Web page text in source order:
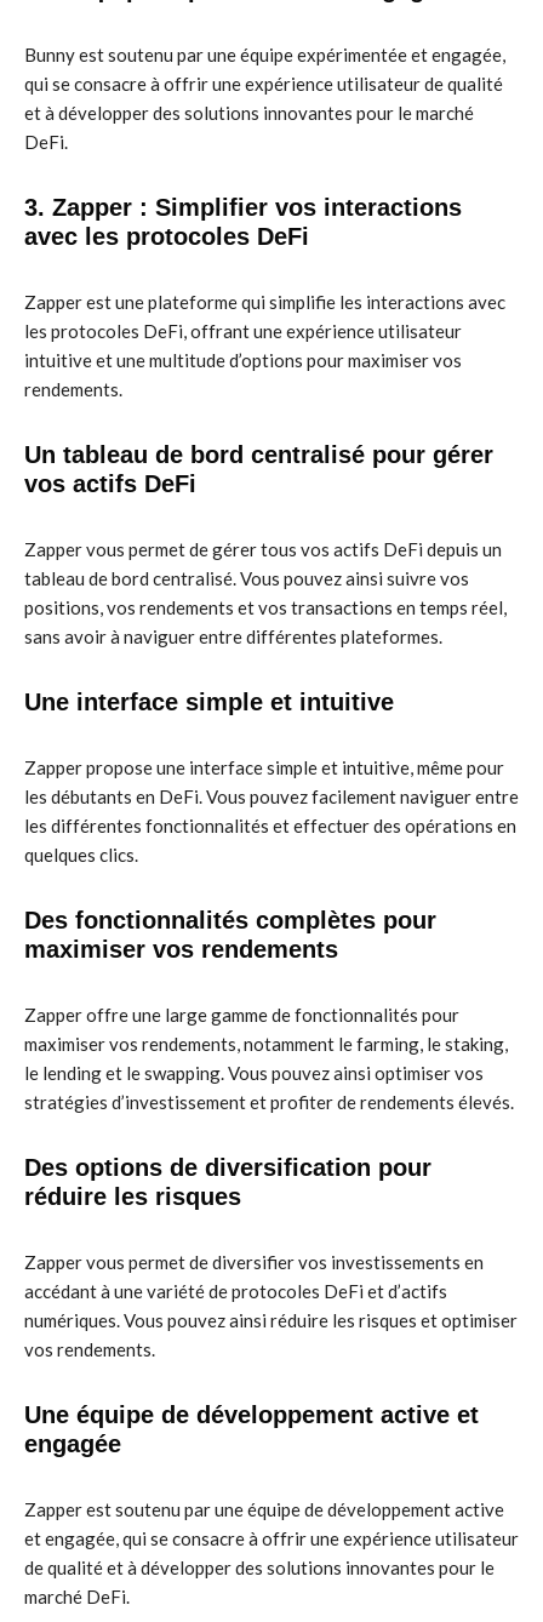
Bunny est soutenu par une équipe expérimentée et engagée,
qui se consacre à offrir une expérience utilisateur de qualité
et à développer des solutions innovantes pour le marché
DeFi.
3. Zapper : Simplifier vos interactions
avec les protocoles DeFi
Zapper est une plateforme qui simplifie les interactions avec
les protocoles DeFi, offrant une expérience utilisateur
intuitive et une multitude d’options pour maximiser vos
rendements.
Un tableau de bord centralisé pour gérer
vos actifs DeFi
Zapper vous permet de gérer tous vos actifs DeFi depuis un
tableau de bord centralisé. Vous pouvez ainsi suivre vos
positions, vos rendements et vos transactions en temps réel,
sans avoir à naviguer entre différentes plateformes.
Une interface simple et intuitive
Zapper propose une interface simple et intuitive, même pour
les débutants en DeFi. Vous pouvez facilement naviguer entre
les différentes fonctionnalités et effectuer des opérations en
quelques clics.
Des fonctionnalités complètes pour
maximiser vos rendements
Zapper offre une large gamme de fonctionnalités pour
maximiser vos rendements, notamment le farming, le staking,
le lending et le swapping. Vous pouvez ainsi optimiser vos
stratégies d’investissement et profiter de rendements élevés.
Des options de diversification pour
réduire les risques
Zapper vous permet de diversifier vos investissements en
accédant à une variété de protocoles DeFi et d’actifs
numériques. Vous pouvez ainsi réduire les risques et optimiser
vos rendements.
Une équipe de développement active et
engagée
Zapper est soutenu par une équipe de développement active
et engagée, qui se consacre à offrir une expérience utilisateur
de qualité et à développer des solutions innovantes pour le
marché DeFi.